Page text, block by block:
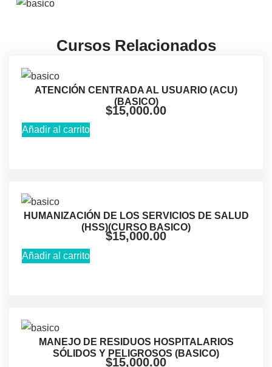
Cursos Relacionados
ATENCIÓN CENTRADA AL USUARIO (ACU)
(BASICO)
$15,000.00
Añadir al carrito
HUMANIZACIÓN DE LOS SERVICIOS DE SALUD
(HSS)(CURSO BASICO)
$15,000.00
Añadir al carrito
MANEJO DE RESIDUOS HOSPITALARIOS
SÓLIDOS Y PELIGROSOS (BASICO)
$15,000.00